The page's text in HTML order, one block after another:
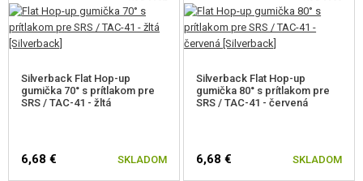
Silverback Flat Hop-up
gumička 70° s prítlakom pre
SRS / TAC-41 - žltá
6,68 € SKLADOM
Silverback Flat Hop-up
gumička 80° s prítlakom pre
SRS / TAC-41 - červená
6,68 € SKLADOM